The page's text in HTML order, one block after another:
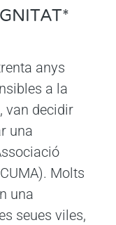
anys
a la
van decidir
una
Molts
una
seues viles,